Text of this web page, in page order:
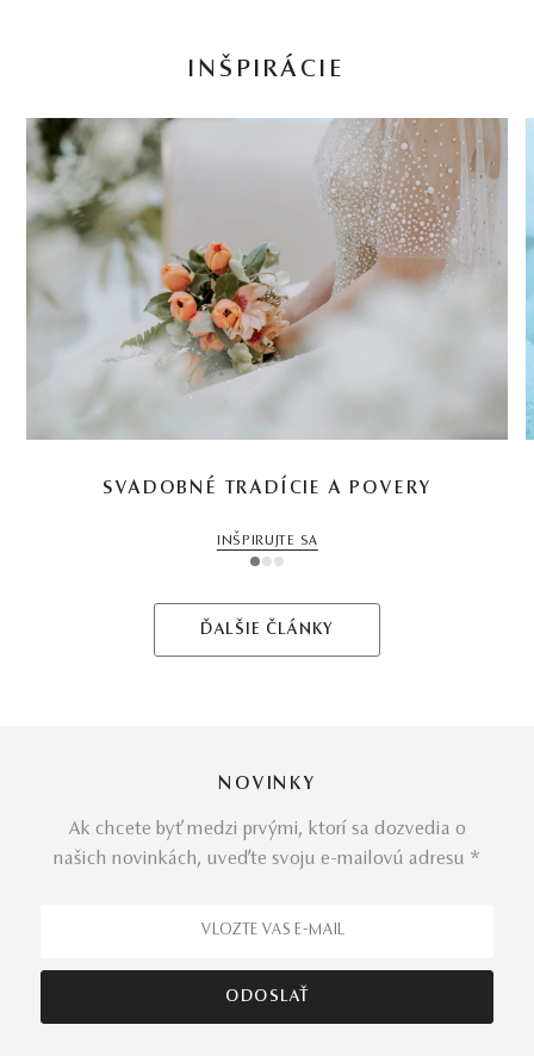
INŠPIRÁCIE
SVADOBNÉ TRADÍCIE A POVERY
INŠPIRUJTE SA
1 2 3
ĎALŠIE ČLÁNKY
NOVINKY
Ak chcete byť medzi prvými, ktorí sa dozvedia o
našich novinkách, uveďte svoju e-mailovú adresu *